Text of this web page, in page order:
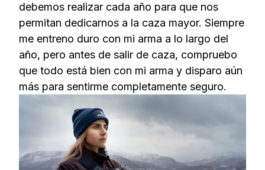
debemos realizar cada año para que nos
permitan dedicarnos a la caza mayor. Siempre
me entreno duro con mi arma a lo largo del
año, pero antes de salir de caza, compruebo
que todo está bien con mi arma y disparo aún
más para sentirme completamente seguro.